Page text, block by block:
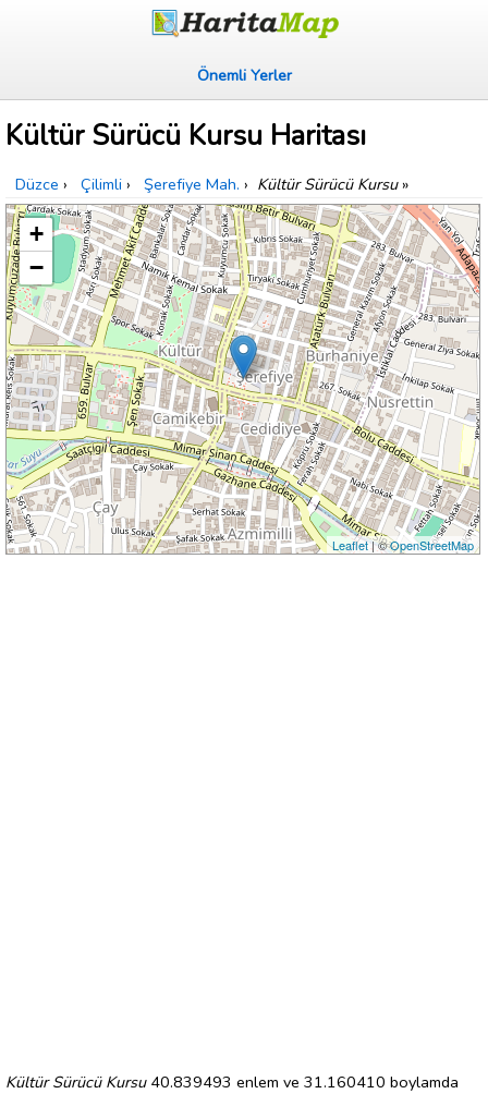
Önemli Yerler
Kültür Sürücü Kursu Haritası
Düzce › Çilimli › Şerefiye Mah. › Kültür Sürücü Kursu»
+
−
Leaflet| ©OpenStreetMap
Kültür Sürücü Kursu40.839493 enlem ve 31.160410 boylamda